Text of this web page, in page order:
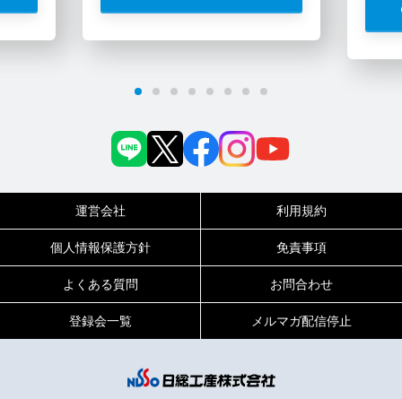
0120-717-450
平日9:00～19:00（土日祝は18:00まで）
運営会社 利用規約
個人情報保護方針 免責事項
よくある質問 お問合わせ
登録会一覧 メルマガ配信停止